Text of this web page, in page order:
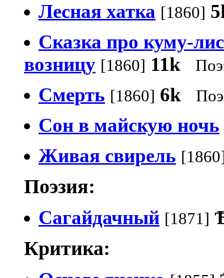
Лесная хатка [1860]
Сказка про куму-
возницу [1860] 11k
Смерть [1860] 6k
Сон в майскую ночь
Живая свирель
Поэзия:
Сагайдачный [1871]
Критика: